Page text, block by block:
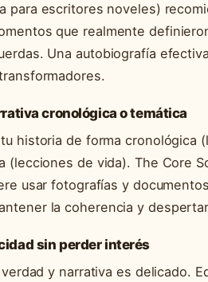
para escritores noveles)
que realmente
Una autobiografía
cronológica o temática
historia de forma cronológica
(lecciones de vida). The Core
usar fotografías y
la coherencia y
sin perder interés
y narrativa es delicado.